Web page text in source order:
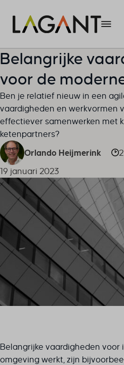
Belangrijke
voor de
Ben je relatief nieuw in een
vaardigheden en werkvormen
effectiever samenwerken met
ketenpartners?
Orlando Heijmerink
19 januari 2023
Belangrijke vaardigheden voor
omgeving werkt, zijn